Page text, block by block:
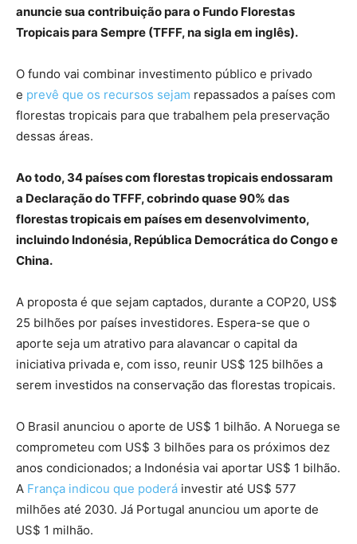
anuncie sua contribuição para o Fundo Florestas
Tropicais para Sempre (TFFF, na sigla em inglês).
O fundo vai combinar investimento público e privado
e prevê que os recursos sejam repassados a países com
florestas tropicais para que trabalhem pela preservação
dessas áreas.
Ao todo, 34 países com florestas tropicais endossaram
a Declaração do TFFF, cobrindo quase 90% das
florestas tropicais em países em desenvolvimento,
incluindo Indonésia, República Democrática do Congo e
China.
A proposta é que sejam captados, durante a COP20, US$
25 bilhões por países investidores. Espera-se que o
aporte seja um atrativo para alavancar o capital da
iniciativa privada e, com isso, reunir US$ 125 bilhões a
serem investidos na conservação das florestas tropicais.
O Brasil anunciou o aporte de US$ 1 bilhão. A Noruega se
comprometeu com US$ 3 bilhões para os próximos dez
anos condicionados; a Indonésia vai aportar US$ 1 bilhão.
A França indicou que poderá investir até US$ 577
milhões até 2030. Já Portugal anunciou um aporte de
US$ 1 milhão.